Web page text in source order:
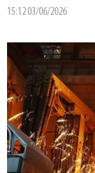
15:12 03/06/2026